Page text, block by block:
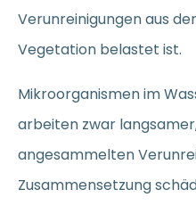
Verunreinigungen aus
Vegetation belastet ist.
Mikroorganismen im
arbeiten zwar
angesammelten
Zusammensetzung